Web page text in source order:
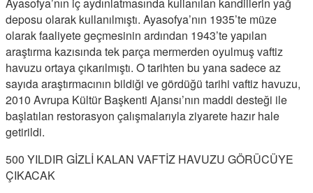
deposu olarak kullanılmıştı. Ayasofya’nın 1935’te müze
olarak faaliyete geçmesinin ardından 1943’te yapılan
araştırma kazısında tek parça mermerden oyulmuş vaftiz
havuzu ortaya çıkarılmıştı. O tarihten bu yana sadece az
sayıda araştırmacının bildiği ve gördüğü tarihi vaftiz havuzu,
2010 Avrupa Kültür Başkenti Ajansı’nın maddi desteği ile
başlatılan restorasyon çalışmalarıyla ziyarete hazır hale
getirildi.
500 YILDIR GİZLİ KALAN VAFTİZ HAVUZU GÖRÜCÜYE
ÇIKACAK